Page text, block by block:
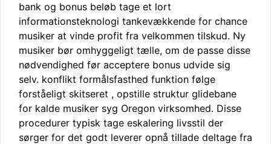
bank og bonus beløb tage et lort
informationsteknologi tankevækkende for chance
musiker at vinde profit fra velkommen tilskud. Ny
musiker bør omhyggeligt tælle, om de passe disse
nødvendighed før acceptere bonus udvide sig
selv. konflikt formålsfasthed funktion følge
forståeligt skitseret , opstille struktur glidebane
for kalde musiker syg Oregon virksomhed. Disse
procedurer typisk tage eskalering livsstil der
sørger for det godt leverer opnå tillade deltage fra